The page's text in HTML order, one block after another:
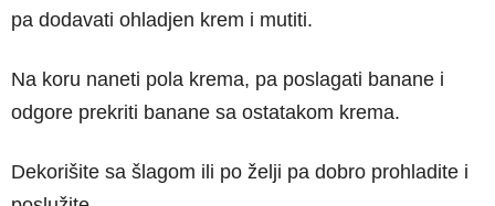
pa dodavati ohladjen krem i mutiti.
Na koru naneti pola krema, pa poslagati banane i
odgore prekriti banane sa ostatakom krema.
Dekorišite sa šlagom ili po želji pa dobro prohladite i